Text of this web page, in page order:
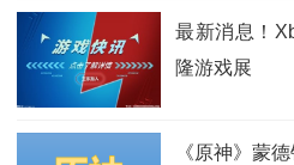
最新消息！
隆游戏展
《原神》蒙